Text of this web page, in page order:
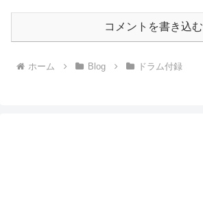
コメントを書き込む
ホーム Blog ドラム付録